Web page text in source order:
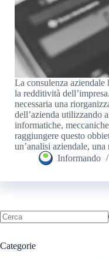
La consulenza aziendale
la redditività
necessaria una
dell’azienda utilizzando
informatiche,
raggiungere questo
un’analisi aziendale,
Informando
Categorie